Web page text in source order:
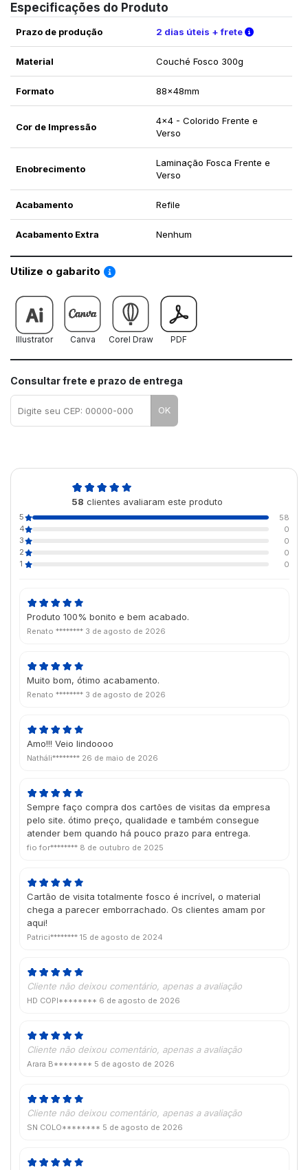
Especificações do Produto
Prazo de produção 2 dias úteis + frete Verifique
Material Couché Fosco 300g
Formato 88x48mm
Cor de Impressão
4x4 - Colorido Frente e
Verso
Enobrecimento
Laminação Fosca Frente e
Verso
Acabamento Refile
Acabamento Extra Nenhum
Utilize o gabarito Saiba como utilizar os nossos gabaritos
Illustrator Canva Corel Draw PDF
Consultar frete e prazo de entrega
OK
58 clientes avaliaram este produto
5
58
4
0
3
0
2
0
1
0
Produto 100% bonito e bem acabado.
Renato ******** 3 de agosto de 2026
Muito bom, ótimo acabamento.
Renato ******** 3 de agosto de 2026
Amo!!! Veio lindoooo
Natháli******** 26 de maio de 2026
Sempre faço compra dos cartões de visitas da empresa
pelo site. ótimo preço, qualidade e também consegue
atender bem quando há pouco prazo para entrega.
fio for******** 8 de outubro de 2025
Cartão de visita totalmente fosco é incrível, o material
chega a parecer emborrachado. Os clientes amam por
aqui!
Patrici******** 15 de agosto de 2024
Cliente não deixou comentário, apenas a avaliação
HD COPI******** 6 de agosto de 2026
Cliente não deixou comentário, apenas a avaliação
Arara B******** 5 de agosto de 2026
Cliente não deixou comentário, apenas a avaliação
SN COLO******** 5 de agosto de 2026